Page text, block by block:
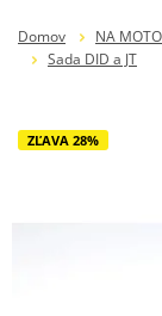
Domov NA
Sada DID a JT
ZĽAVA 28%